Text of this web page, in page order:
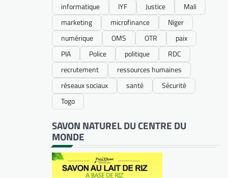
informatique
IYF Justice
Mali
marketing
microfinance
Niger
numérique
OMS OTR
paix
PIA
Police politique
RDC
recrutement
ressources humaines
réseaux sociaux
santé
Sécurité
Togo
SAVON NATUREL DU CENTRE DU
MONDE